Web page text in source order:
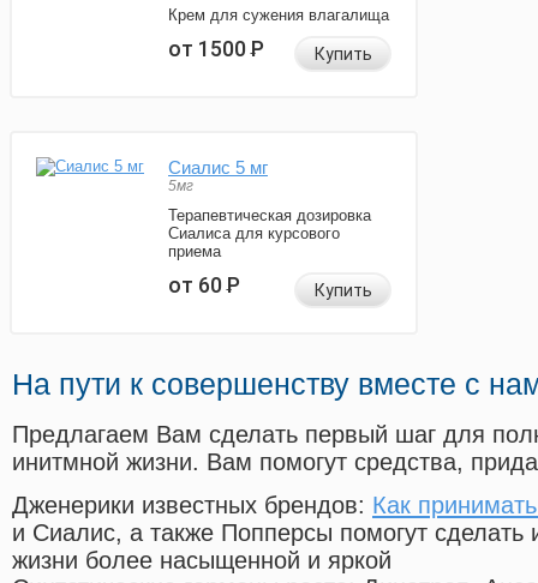
Крем для сужения влагалища
от 1500Р Купить
Сиалис 5 мг
5мг
Терапевтическая дозировка
Сиалиса для курсового
приема
от 60Р Купить
На пути к совершенству вместе с
Предлагаем Вам сделать первый шаг для
инитмной жизни. Вам помогут средства,
Дженерики известных брендов: Как
и Сиалис, а также Попперсы помогут
жизни более насыщенной и яркой